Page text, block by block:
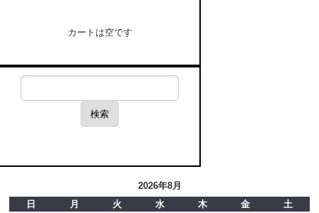
カートは空です
検索
2026年8月
日
月 火 水 木 金
土